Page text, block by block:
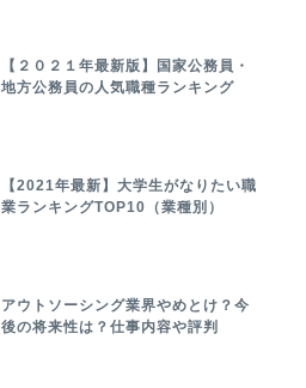
【２０２１年最新版】国家公務員・
地方公務員の人気職種ランキング
【2021年最新】大学生がなりたい職
業ランキングTOP10（業種別）
アウトソーシング業界やめとけ？今
後の将来性は？仕事内容や評判